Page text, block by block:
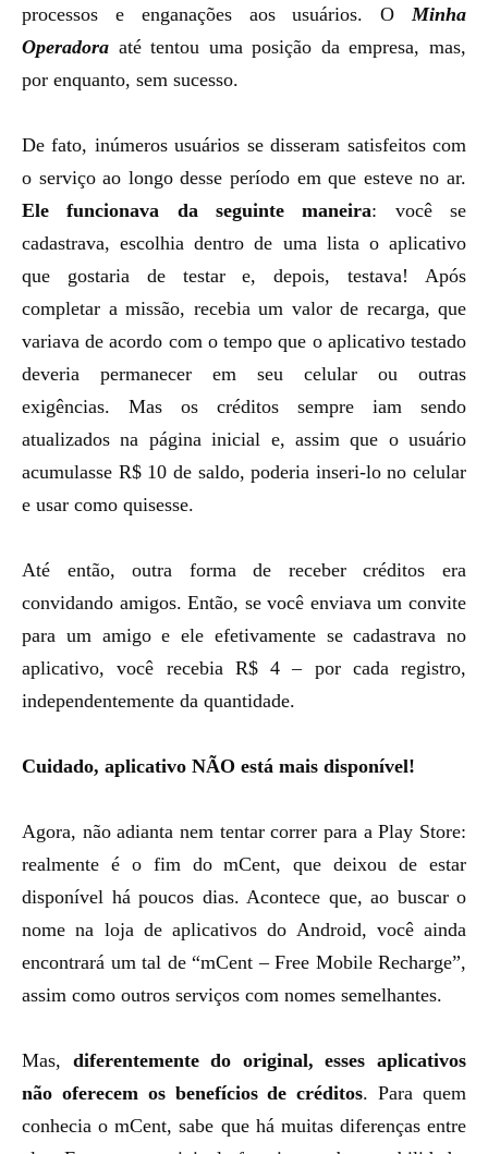
processos e enganações aos usuários. OMinha
Operadora até tentou uma posição da empresa, mas,
por enquanto, sem sucesso.
De fato, inúmeros usuários se disseram satisfeitos com
o serviço ao longo desse período em que esteve no ar.
Ele funcionava da seguinte maneira: você se
cadastrava, escolhia dentro de uma lista o aplicativo
que gostaria de testar e, depois, testava! Após
completar a missão, recebia um valor de recarga, que
variava de acordo com o tempo que o aplicativo testado
deveria permanecer em seu celular ou outras
exigências. Mas os créditos sempre iam sendo
atualizados na página inicial e, assim que o usuário
acumulasse R$ 10 de saldo, poderia inseri-lo no celular
e usar como quisesse.
Até então, outra forma de receber créditos era
convidando amigos. Então, se você enviava um convite
para um amigo e ele efetivamente se cadastrava no
aplicativo, você recebia R$ 4 – por cada registro,
independentemente da quantidade.
Cuidado, aplicativo NÃO está mais disponível!
Agora, não adianta nem tentar correr para a Play Store:
realmente é o fim do mCent, que deixou de estar
disponível há poucos dias. Acontece que, ao buscar o
nome na loja de aplicativos do Android, você ainda
encontrará um tal de “mCent – Free Mobile Recharge”,
assim como outros serviços com nomes semelhantes.
Mas, diferentemente do original, esses aplicativos
não oferecem os benefícios de créditos. Para quem
conhecia o mCent, sabe que há muitas diferenças entre